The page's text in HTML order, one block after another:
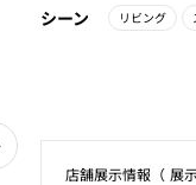
シーン リビング
店舗展⽰情報（ 展